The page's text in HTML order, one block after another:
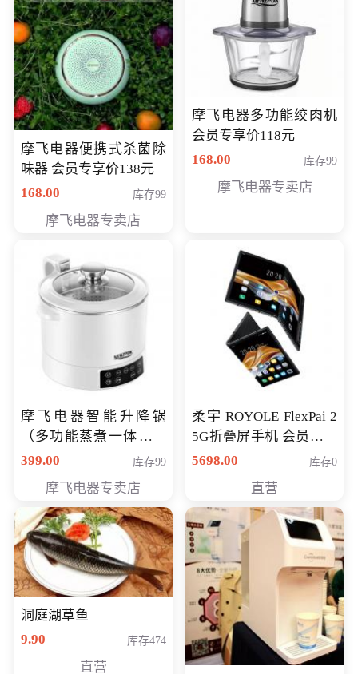
摩飞电器便携式杀菌除
味器 会员专享价138元
168.00
库存99
摩飞电器专卖店
摩飞电器多功能绞肉机
会员专享价118元
168.00
库存99
摩飞电器专卖店
摩飞电器智能升降锅
（多功能蒸煮一体锅）
（智能升降养生锅） 会
399.00 库存99
摩飞电器专卖店
柔宇 ROYOLE FlexPai 2
5G折叠屏手机 会员专享
购买价格 4998元
5698.00 库存0
直营
洞庭湖草鱼
9.90
库存474
直营